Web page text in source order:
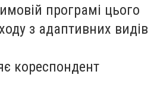
програмі цього
з адаптивних видів
кореспондент